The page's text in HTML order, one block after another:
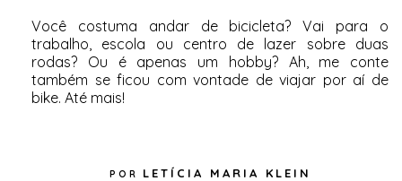
Você costuma andar de bicicleta? Vai para o
trabalho, escola ou centro de lazer sobre duas
rodas? Ou é apenas um hobby? Ah, me conte
também se ficou com vontade de viajar por aí de
bike. Até mais!
LETÍCIA MARIA KLEIN